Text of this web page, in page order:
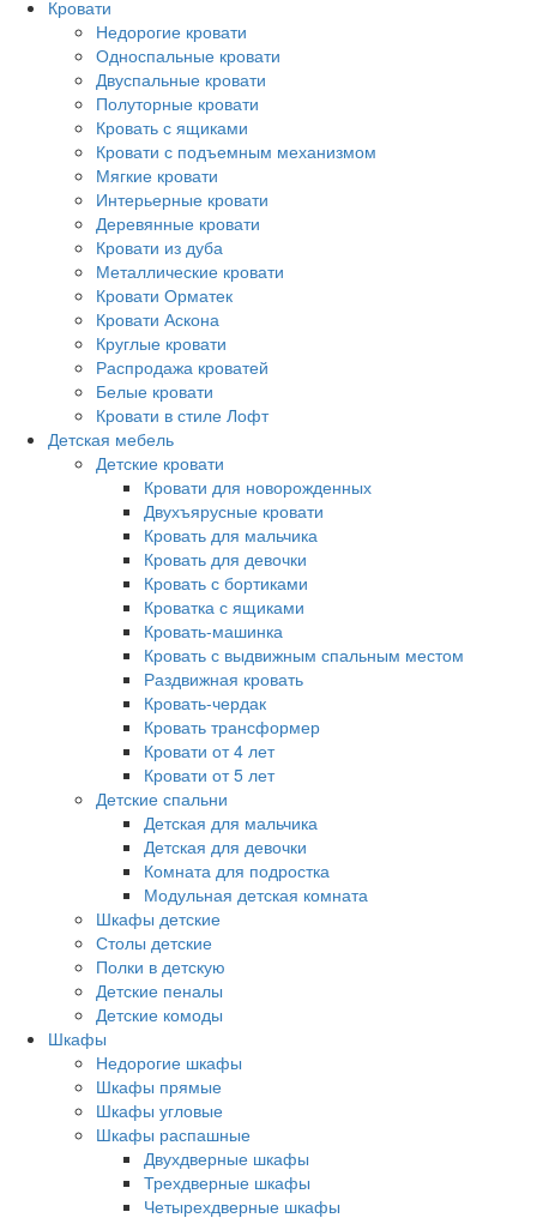
Кровати
Недорогие кровати
Односпальные кровати
Двуспальные кровати
Полуторные кровати
Кровать с ящиками
Кровати с подъемным механизмом
Мягкие кровати
Интерьерные кровати
Деревянные кровати
Кровати из дуба
Металлические кровати
Кровати Орматек
Кровати Аскона
Круглые кровати
Распродажа кроватей
Белые кровати
Кровати в стиле Лофт
Детская мебель
Детские кровати
Кровати для новорожденных
Двухъярусные кровати
Кровать для мальчика
Кровать для девочки
Кровать с бортиками
Кроватка с ящиками
Кровать-машинка
Кровать с выдвижным спальным местом
Раздвижная кровать
Кровать-чердак
Кровать трансформер
Кровати от 4 лет
Кровати от 5 лет
Детские спальни
Детская для мальчика
Детская для девочки
Комната для подростка
Модульная детская комната
Шкафы детские
Столы детские
Полки в детскую
Детские пеналы
Детские комоды
Шкафы
Недорогие шкафы
Шкафы прямые
Шкафы угловые
Шкафы распашные
Двухдверные шкафы
Трехдверные шкафы
Четырехдверные шкафы